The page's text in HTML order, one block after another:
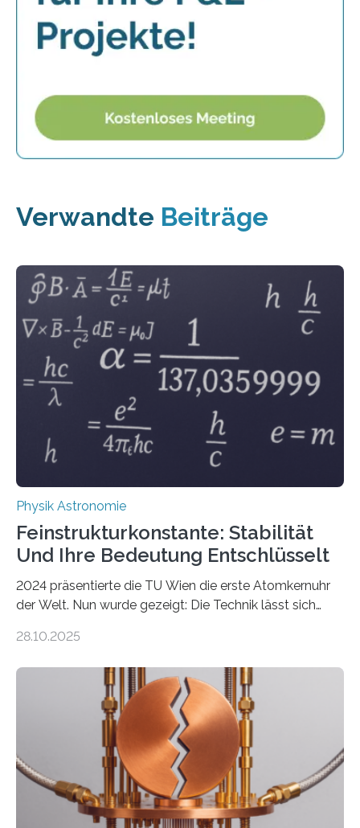
Verwandte Beiträge
Physik Astronomie
Feinstrukturkonstante: Stabilität
Und Ihre Bedeutung Entschlüsselt
2024 präsentierte die TU Wien die erste Atomkernuhr
der Welt. Nun wurde gezeigt: Die Technik lässt sich
fundamentalen Physik nachzugehen. Thorium-
Messungen verwenden. Das hatte man jahrzehntelang
vermutet, weltweit war nach den passenden
Atomkern-Zuständen gesucht worden, 2024 gelang
einem Team der TU Wien mit Unterstützung
internationaler Partner der entscheidende Durchbruch:
Der lange diskutierte Thorium-Kernübergang wurde
gefunden. Kurz darauf konnte man zeigen, dass sich
Thorium tatsächlich nutzen lässt, um hochpräzise…
28.10.2025